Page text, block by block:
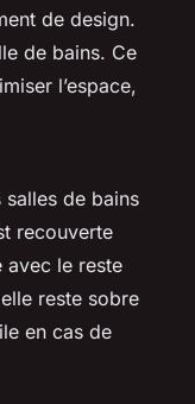
de design.
de bains. Ce
l’espace,
de bains
recouverte
avec le reste
reste sobre
en cas de